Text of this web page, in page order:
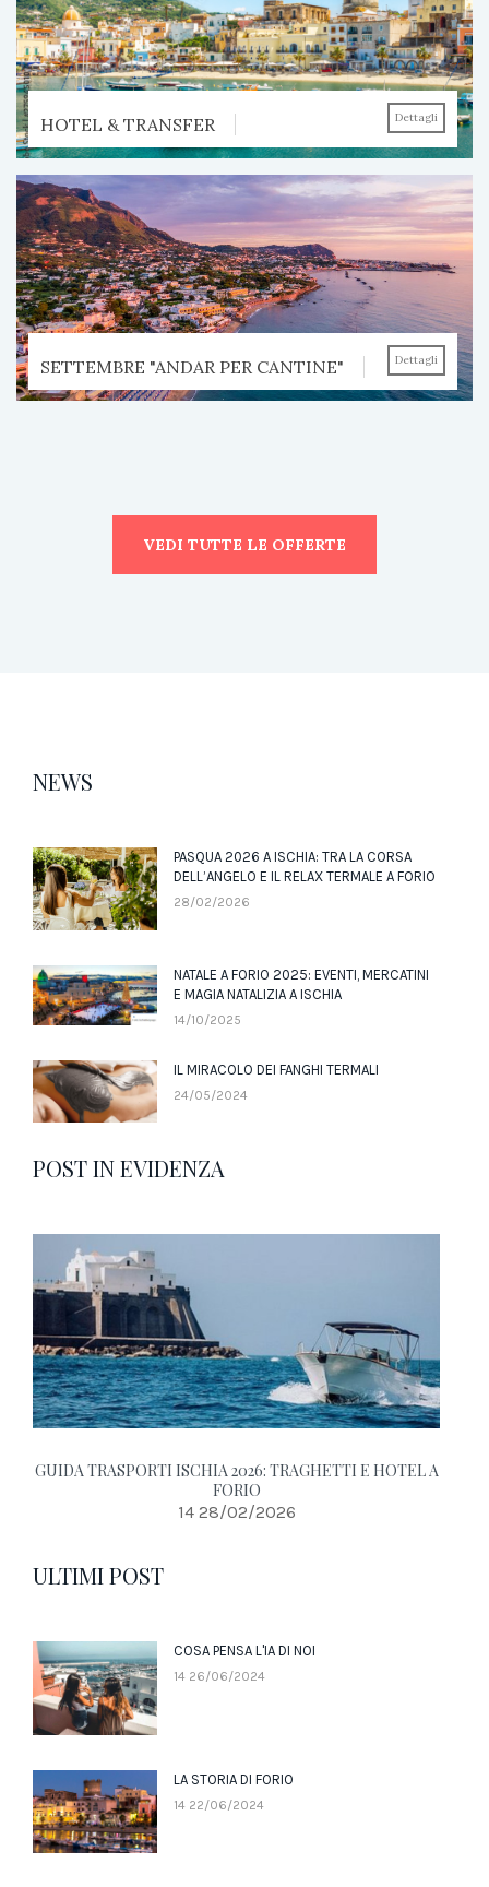
HOTEL & TRANSFER Dettagli
SETTEMBRE "ANDAR PER CANTINE" Dettagli
VEDI TUTTE LE OFFERTE
NEWS
PASQUA 2026 A ISCHIA: TRA LA CORSA
DELL’ANGELO E IL RELAX TERMALE A FORIO
28/02/2026
NATALE A FORIO 2025: EVENTI, MERCATINI
E MAGIA NATALIZIA A ISCHIA
14/10/2025
IL MIRACOLO DEI FANGHI TERMALI
24/05/2024
POST IN EVIDENZA
GUIDA TRASPORTI ISCHIA 2026: TRAGHETTI E HOTEL A
FORIO
14 28/02/2026
ULTIMI POST
COSA PENSA L'IA DI NOI
14 26/06/2024
LA STORIA DI FORIO
14 22/06/2024